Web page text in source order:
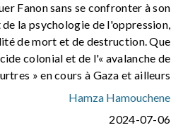
Fanon sans se confronter à son
la psychologie de l'oppression,
de mort et de destruction. Que
colonial et de l'« avalanche de
» en cours à Gaza et ailleurs ?
Hamza Hamouchene
2024-07-06